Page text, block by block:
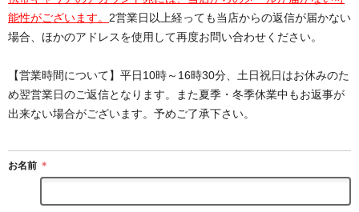
能性がございます。 2営業日以上経っても当店からの返信が届かない
場合、ほかのアドレスを使用して再度お問い合わせください。
【営業時間について】平日10時～16時30分、土日祝日はお休みのた
め翌営業日のご返信となります。また夏季・冬季休業中もお返事が
出来ない場合がございます。予めご了承下さい。
お名前 ＊